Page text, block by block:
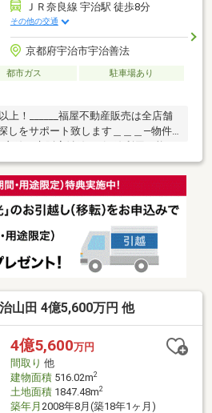
ＪＲ奈良線 宇治駅 徒歩8分
その他の交通
京都府宇治市宇治善法
都市ガス
駐車場あり
上！______福屋不動産販売は全店舗
しをサポート致します＿＿＿―物件
JR奈良線「宇治」駅まで徒歩8分・
歩14分・京阪宇治線「三室戸」駅ま
ゆとりある5LDK！■スーパーまで徒
困りません♪■前面道路幅員約6ｍござ
山田 4億5,600万円 他
4億5,600万円
間取り 他
建物面積516.02m2
土地面積1847.48m2
築年月 2008年8月(築18年1ヶ月)